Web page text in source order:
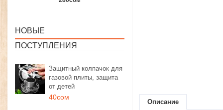
НОВЫЕ
ПОСТУПЛЕНИЯ
Защитный колпачок для
газовой плиты, защита
от детей
40сом
Описание